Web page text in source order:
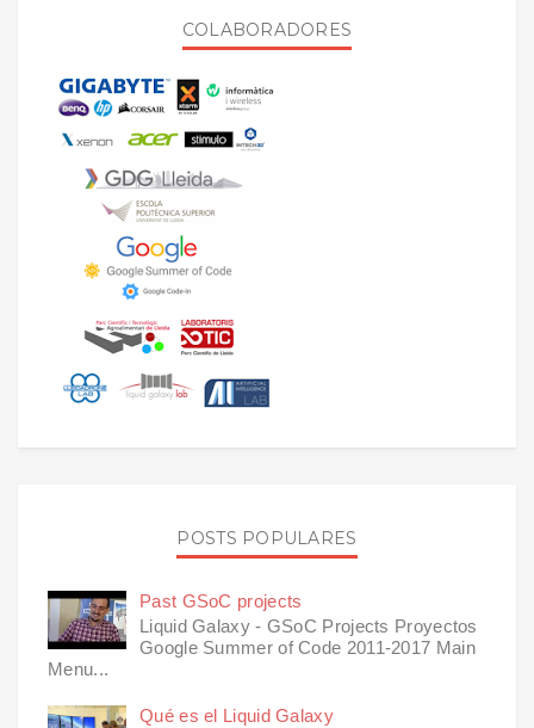
COLABORADORES
POSTS POPULARES
Past GSoC projects
Liquid Galaxy - GSoC Projects Proyectos
Google Summer of Code 2011-2017 Main
Menu...
Qué es el Liquid Galaxy